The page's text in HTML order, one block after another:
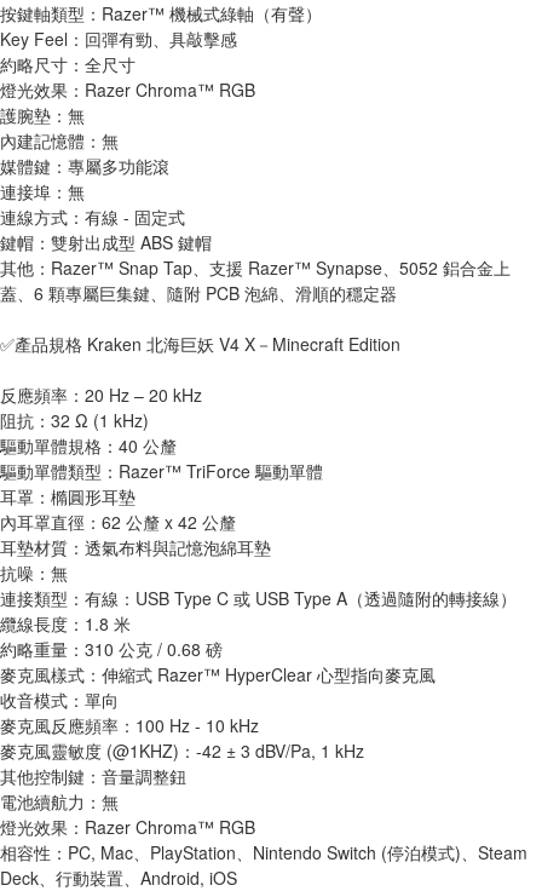
按鍵軸類型：Razer™ 機械式綠軸（有聲）
Key Feel：回彈有勁、具敲擊感
約略尺寸：全尺寸
燈光效果：Razer Chroma™ RGB
護腕墊：無
內建記憶體：無
媒體鍵：專屬多功能滾
連接埠：無
連線方式：有線 - 固定式
鍵帽：雙射出成型 ABS 鍵帽
其他：Razer™ Snap Tap、支援 Razer™ Synapse、5052 鋁合金上
蓋、6 顆專屬巨集鍵、隨附 PCB 泡綿、滑順的穩定器
✅產品規格 Kraken 北海巨妖 V4 X－Minecraft Edition
反應頻率：20 Hz – 20 kHz
阻抗：32 Ω (1 kHz)
驅動單體規格：40 公釐
驅動單體類型：Razer™ TriForce 驅動單體
耳罩：橢圓形耳墊
內耳罩直徑：62 公釐 x 42 公釐
耳墊材質：透氣布料與記憶泡綿耳墊
抗噪：無
連接類型：有線：USB Type C 或 USB Type A（透過隨附的轉接線）
纜線長度：1.8 米
約略重量：310 公克 / 0.68 磅
麥克風樣式：伸縮式 Razer™ HyperClear 心型指向麥克風
收音模式：單向
麥克風反應頻率：100 Hz - 10 kHz
麥克風靈敏度 (@1KHZ)：-42 ± 3 dBV/Pa, 1 kHz
其他控制鍵：音量調整鈕
電池續航力：無
燈光效果：Razer Chroma™ RGB
相容性：PC, Mac、PlayStation、Nintendo Switch (停泊模式)、Steam
Deck、行動裝置、Android, iOS